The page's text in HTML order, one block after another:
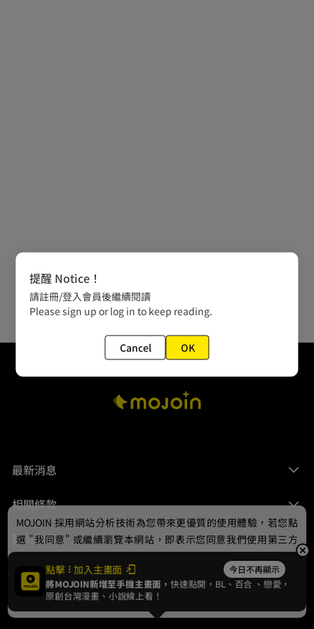
最新消息
相關條款
聯絡我們
© 2024 gamania Digital Entertainment Co., Ltd.
點擊 加入主畫面 今日不再顯示
將MOJOIN新增至手機主畫面，快速點開，BL、 百合 、戀愛，
原創台灣漫畫、小說線上看！
MOJOIN 採用網站分析技術為您帶來更優質的使用體驗，若您點
選 "我同意" 或繼續瀏覽本網站，即表示您同意我們使用第三方
Cookie，欲瞭解更多資訊請見隱私權政策。
我同意
提醒 Notice！
請註冊/登入會員後繼續閱讀
Please sign up or log in to keep reading.
Cancel OK